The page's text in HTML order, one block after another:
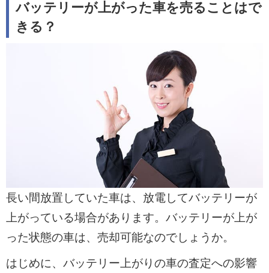
バッテリーが上がった車を売ることはで
きる？
長い間放置していた車は、放電してバッテリーが
上がっている場合があります。バッテリーが上が
った状態の車は、売却可能なのでしょうか。
はじめに、バッテリー上がりの車の査定への影響